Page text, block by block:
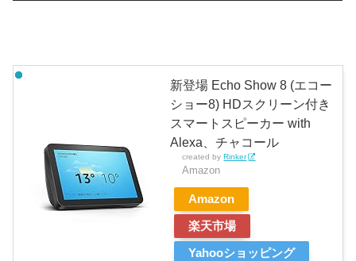
新登場 Echo Show 8 (エコー
ショー8) HDスクリーン付き
スマートスピーカー with
Alexa、チャコール
created byRinker
Amazon
Amazon
楽天市場
Yahooショッピング